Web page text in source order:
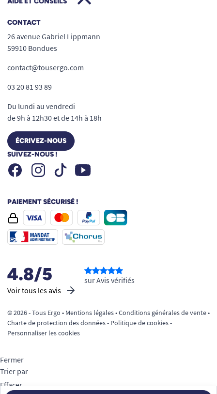
CONTACT
26 avenue Gabriel Lippmann
59910 Bondues
contact@tousergo.com
03 20 81 93 89
Du lundi au vendredi
de 9h à 12h30 et de 14h à 18h
ÉCRIVEZ-NOUS
SUIVEZ-NOUS !
FacebookInstagramTiktok Youtube
PAIEMENT SÉCURISÉ !
4.8/5
Voir tous les avis
sur Avis vérifiés
© 2026 - Tous Ergo • Mentions légales•Conditions générales de vente•
Charte de protection des données• Politique de cookies•
Personnaliser les cookies
Fermer
Trier par
Effacer